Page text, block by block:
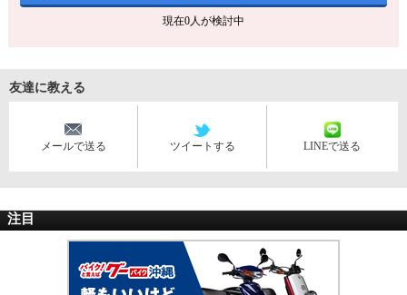
現在0人が検討中
友達に教える
メールで送る ツイートする LINEで送る
注目